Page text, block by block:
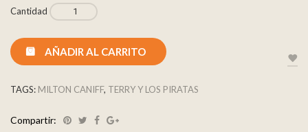
Cantidad
AÑADIR AL CARRITO
TAGS: MILTON CANIFF, TERRY Y LOS PIRATAS
Compartir: